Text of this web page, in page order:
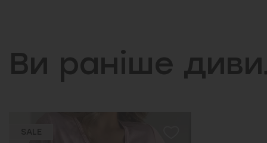
Ви раніше